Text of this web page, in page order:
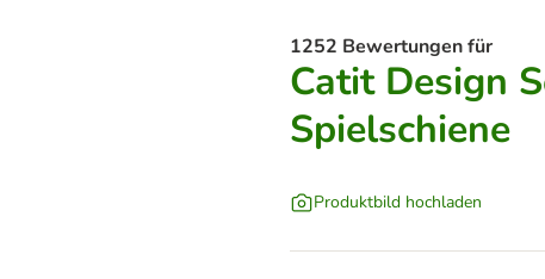
1252 Bewertungen für
Catit Design
Spielschiene
Produktbild hochladen